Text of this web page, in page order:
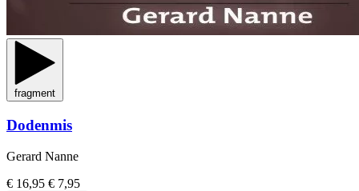
fragment
Dodenmis
Gerard Nanne
€ 16,95 € 7,95